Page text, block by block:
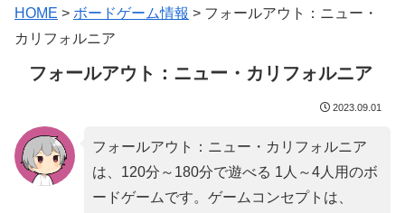
HOME > ボードゲーム情報 > フォールアウト：ニュー・
カリフォルニア
フォールアウト：ニュー・カリフォルニア
2023.09.01
フォールアウト：ニュー・カリフォルニア
は、120分～180分で遊べる 1人～4人用のボ
ードゲームです。ゲームコンセプトは、